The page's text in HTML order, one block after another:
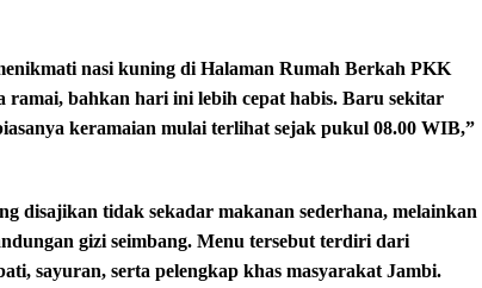
nasi kuning di Halaman Rumah Berkah PKK
ramai, bahkan hari ini lebih cepat habis. Baru sekitar
keramaian mulai terlihat sejak pukul 08.00 WIB,”
disajikan tidak sekadar makanan sederhana, melainkan
gizi seimbang. Menu tersebut terdiri dari
sayuran, serta pelengkap khas masyarakat Jambi.